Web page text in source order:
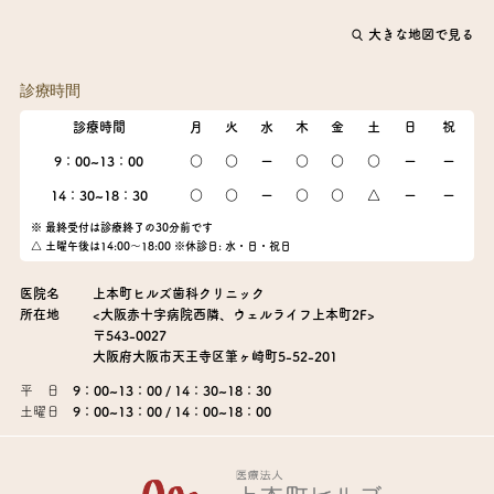
大きな地図で見る
診療時間
診療時間 月 火 水 木 金 土 日 祝
9：00~13：00 ○ ○ ー ○ ○ ○ ー ー
14：30~18：30 ○ ○ ー ○ ○ △ ー ー
※ 最終受付は診療終了の30分前です
△ 土曜午後は14:00～18:00 ※休診日: 水・日・祝日
医院名
上本町ヒルズ歯科クリニック
所在地
<大阪赤十字病院西隣、ウェルライフ上本町2F>
〒543-0027
大阪府大阪市天王寺区筆ヶ崎町5-52-201
平 日
9：00~13：00 / 14：30~18：30
土曜日
9：00~13：00 / 14：00~18：00